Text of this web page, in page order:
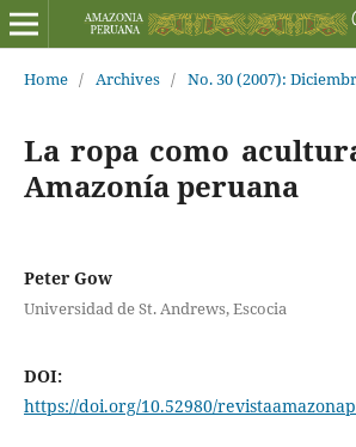
Home / Archives / No. 30 (2007):
La ropa como
Amazonía peruana
Peter Gow
Universidad de St. Andrews, Escocia
DOI:
https://doi.org/10.52980/